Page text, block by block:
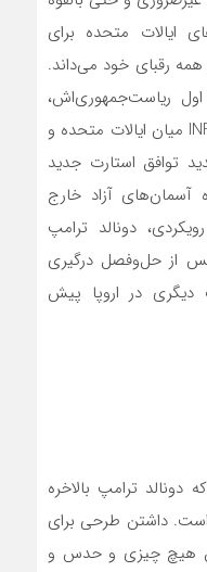
ایالات متحده برای
همه رقبای خود می‌داند.
ریاست‌جمهوری‌اش،
ترامپ تصمیم گرفت که از معاهده INF میان ایالات متحده و
توافق استارت جدید
آزاد خارج
دونالد ترامپ
از حل‌وفصل درگیری
دیگری در اروپا پیش
ترامپ بالاخره
است. داشتن طرحی برای
هیچ چیزی و حدس و